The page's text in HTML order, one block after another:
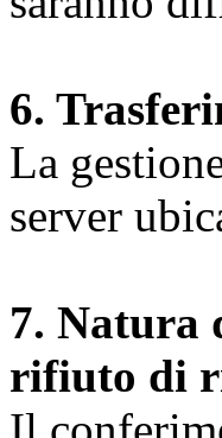
6.
La
server
7. Natura
rifiuto di